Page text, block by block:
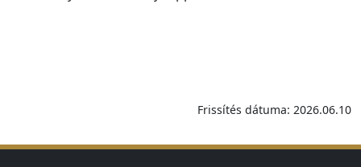
Frissítés dátuma: 2026.06.10